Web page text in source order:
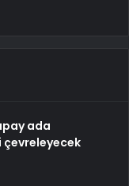
ada
çevreleyecek